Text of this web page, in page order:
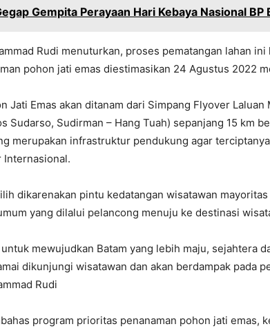
Gempita Perayaan Hari Kebaya Nasional BP
Rudi menuturkan, proses pematangan lahan
pohon jati emas diestimasikan 24 Agustus 2022
Jati Emas akan ditanam dari Simpang Flyover Laluan
Sudarso, Sudirman – Hang Tuah) sepanjang 15 km
merupakan infrastruktur pendukung agar
Internasional.
dikarenakan pintu kedatangan wisatawan
yang dilalui pelancong menuju ke destinasi
mewujudkan Batam yang lebih maju, sejahtera
dikunjungi wisatawan dan akan berdampak pada
Rudi
program prioritas penanaman pohon jati emas,